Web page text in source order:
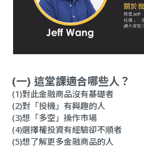
(一) 這堂課適合哪些人？
(1)對此金融商品沒有基礎者
(2)對「投機」有興趣的人
(3)想「多空」操作市場
(4)選擇權投資有經驗卻不順者
(5)想了解更多金融商品的人